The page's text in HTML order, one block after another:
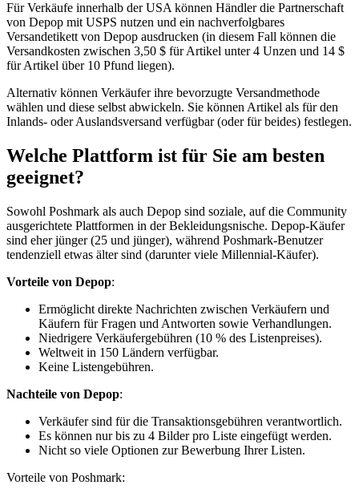
Für Verkäufe innerhalb der USA können Händler die Partnerschaft
von Depop mit USPS nutzen und ein nachverfolgbares
Versandetikett von Depop ausdrucken (in diesem Fall können die
Versandkosten zwischen 3,50 $ für Artikel unter 4 Unzen und 14 $
für Artikel über 10 Pfund liegen).
Alternativ können Verkäufer ihre bevorzugte Versandmethode
wählen und diese selbst abwickeln. Sie können Artikel als für den
Inlands- oder Auslandsversand verfügbar (oder für beides) festlegen.
Welche Plattform ist für Sie am besten
geeignet?
Sowohl Poshmark als auch Depop sind soziale, auf die Community
ausgerichtete Plattformen in der Bekleidungsnische. Depop-Käufer
sind eher jünger (25 und jünger), während Poshmark-Benutzer
tendenziell etwas älter sind (darunter viele Millennial-Käufer).
Vorteile von Depop:
Ermöglicht direkte Nachrichten zwischen Verkäufern und
Käufern für Fragen und Antworten sowie Verhandlungen.
Niedrigere Verkäufergebühren (10 % des Listenpreises).
Weltweit in 150 Ländern verfügbar.
Keine Listengebühren.
Nachteile von Depop:
Verkäufer sind für die Transaktionsgebühren verantwortlich.
Es können nur bis zu 4 Bilder pro Liste eingefügt werden.
Nicht so viele Optionen zur Bewerbung Ihrer Listen.
Vorteile von Poshmark: